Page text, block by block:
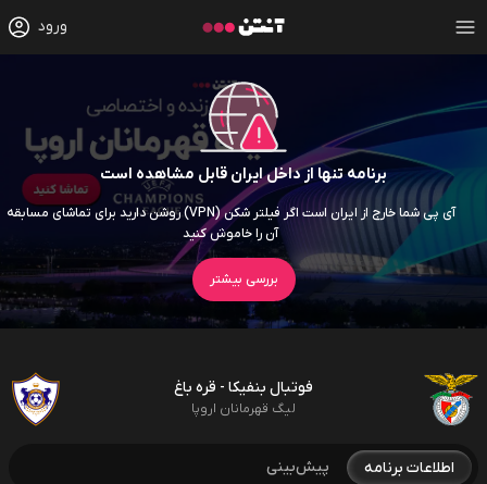
ورود
برنامه تنها از داخل ایران قابل مشاهده است
آی پی شما خارج از ایران است اگر فیلتر شکن (VPN) روشن دارید برای تماشای مسابقه
آن را خاموش کنید
بررسی بیشتر
فوتبال بنفیکا - قره باغ
لیگ قهرمانان اروپا
اطلاعات برنامه پیش‌بینی